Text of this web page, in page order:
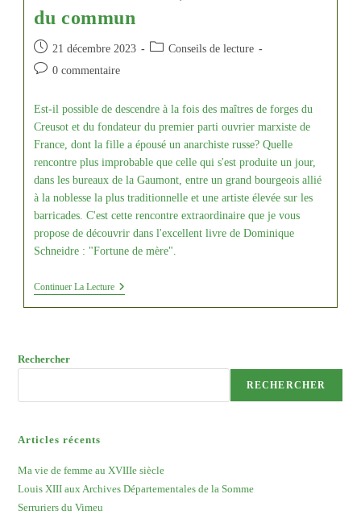
du commun
Publication
publiée :
21 décembre 2023
PostConseils de lecture
Commentaires
la
publication :
0 commentaire
Est-il possible de descendre à la fois des maîtres de forges du
Creusot et du fondateur du premier parti ouvrier marxiste de
France, dont la fille a épousé un anarchiste russe? Quelle
rencontre plus improbable que celle qui s'est produite un jour,
dans les bureaux de la Gaumont, entre un grand bourgeois allié
à la noblesse la plus traditionnelle et une artiste élevée sur les
barricades. C'est cette rencontre extraordinaire que je vous
propose de découvrir dans l'excellent livre de Dominique
Schneidre : "Fortune de mère".
Continuer La LectureFortune
Rechercher
RECHERCHER
Articles récents
Ma vie de femme au XVIIIe siècle
Louis XIII aux Archives Départementales de la Somme
Serruriers du Vimeu